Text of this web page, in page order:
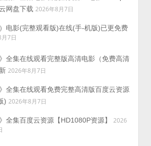
网盘下载 2026年8月7日
）电影(完整观看版)在线(手-机版)已更免费
7日
》全集在线观看完整版高清电影（免费高清
2026年8月7日
》全集在线观看免费完整高清版百度云资源
) 2026年8月7日
》全集百度云资源【HD1080P资源】
2026